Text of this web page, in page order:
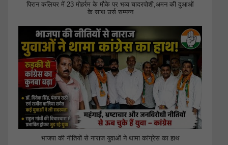
पिरान कलियर में 23 मोहर्रम के मौके पर भव्य चादरपोशी,अमन की दुआओं
के साथ उर्स सम्पन्न
भाजपा की नीतियों से नाराज युवाओं ने थामा कांग्रेस का हाथ